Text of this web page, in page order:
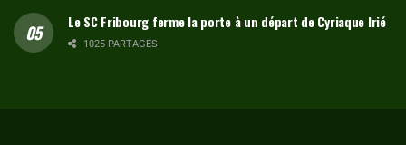
Le SC Fribourg ferme la porte à un départ de Cyriaque Irié
1025 PARTAGES